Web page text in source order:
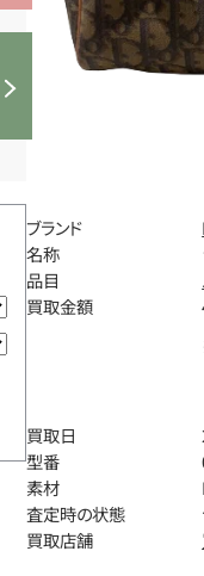
ブランド
名称
品目
買取金額
買取日
型番
素材
査定時の状態
買取店舗